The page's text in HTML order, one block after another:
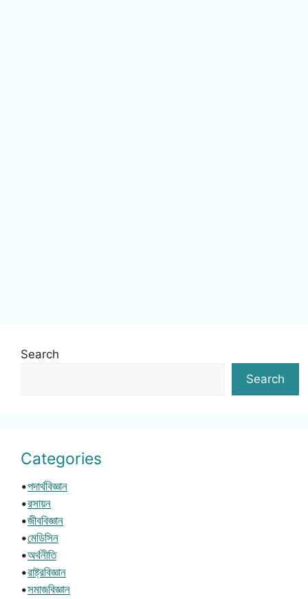
Search
Search
Categories
•পদার্থবিজ্ঞান
•রসায়ন
•জীববিজ্ঞান
•মেডিসিন
•অর্থনীতি
•রাষ্ট্রবিজ্ঞান
•সমাজবিজ্ঞান